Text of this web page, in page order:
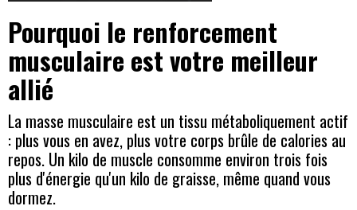
Pourquoi le renforcement
musculaire est votre meilleur
allié
La masse musculaire est un tissu métaboliquement actif
: plus vous en avez, plus votre corps brûle de calories au
repos. Un kilo de muscle consomme environ trois fois
plus d'énergie qu'un kilo de graisse, même quand vous
dormez.